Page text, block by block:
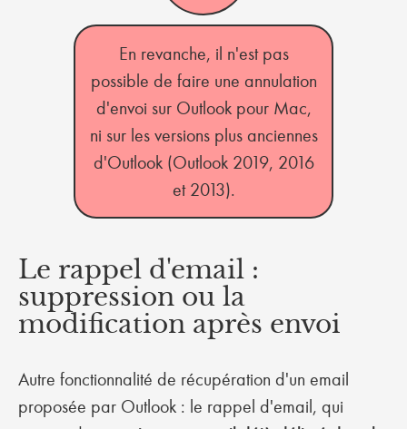
En revanche, il n'est pas
possible de faire une annulation
d'envoi sur Outlook pour Mac,
ni sur les versions plus anciennes
d'Outlook (Outlook 2019, 2016
et 2013).
Le rappel d'email :
suppression ou la
modification après envoi
Autre fonctionnalité de récupération d'un email
proposée par Outlook : le rappel d'email, qui